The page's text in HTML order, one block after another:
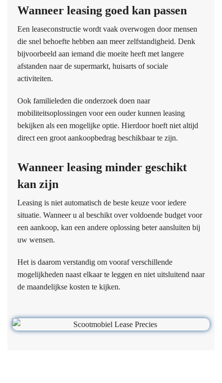
Wanneer leasing goed kan passen
Een leaseconstructie wordt vaak overwogen door mensen
die snel behoefte hebben aan meer zelfstandigheid. Denk
bijvoorbeeld aan iemand die moeite heeft met langere
afstanden naar de supermarkt, huisarts of sociale
activiteiten.
Ook familieleden die onderzoek doen naar
mobiliteitsoplossingen voor een ouder kunnen leasing
bekijken als een mogelijke optie. Hierdoor hoeft niet altijd
direct een groot aankoopbedrag beschikbaar te zijn.
Wanneer leasing minder geschikt
kan zijn
Leasing is niet automatisch de beste keuze voor iedere
situatie. Wanneer u al beschikt over voldoende budget voor
een aankoop, kan een andere oplossing beter aansluiten bij
uw wensen.
Het is daarom verstandig om vooraf verschillende
mogelijkheden naast elkaar te leggen en niet uitsluitend naar
de maandelijkse kosten te kijken.